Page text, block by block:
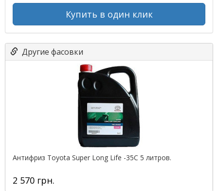
Купить в один клик
Другие фасовки
Антифриз Toyota Super Long Life -35C 5 литров.
2 570 грн.